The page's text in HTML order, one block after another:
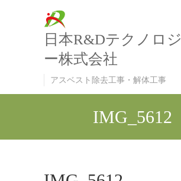
日本R&Dテクノロジ
ー株式会社
アスベスト除去工事・解体工事
IMG_5612